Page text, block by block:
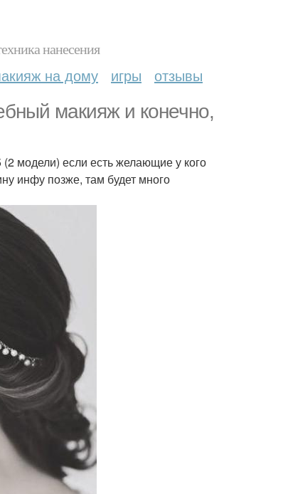
нанесения
на дому игры отзывы
макияж и конечно,
модели) если есть желающие у кого
инфу позже, там будет много